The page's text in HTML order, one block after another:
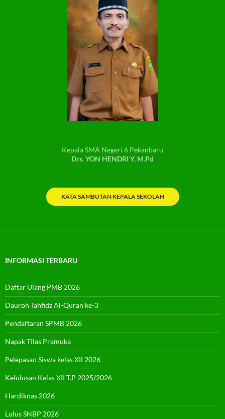
Kepala SMA Negeri 6 Pekanbaru
Drs. YON HENDRI Y, M.Pd
KATA SAMBUTAN KEPALA SEKOLAH
INFORMASI TERBARU
Daftar Ulang PMB 2026
Dauroh Tahfidz Al-Quran ke-3
Pendaftaran SPMB 2026
Napak Tilas Pramuka
Pelepasan Siswa kelas XII 2026
Kelulusan Kelas XII T.P 2025/2026
Hardiknas 2026
Lulus SNBP 2026